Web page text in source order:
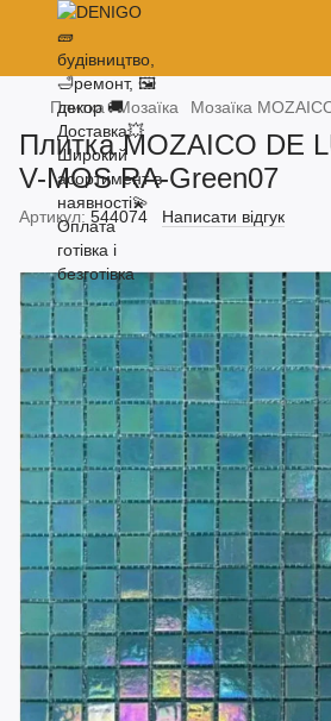
Плитка Мозаїка Мозаїка
Плитка MOZAICO DE
V-MOS RA-Green07
Артикул: 544074 Написати відгук